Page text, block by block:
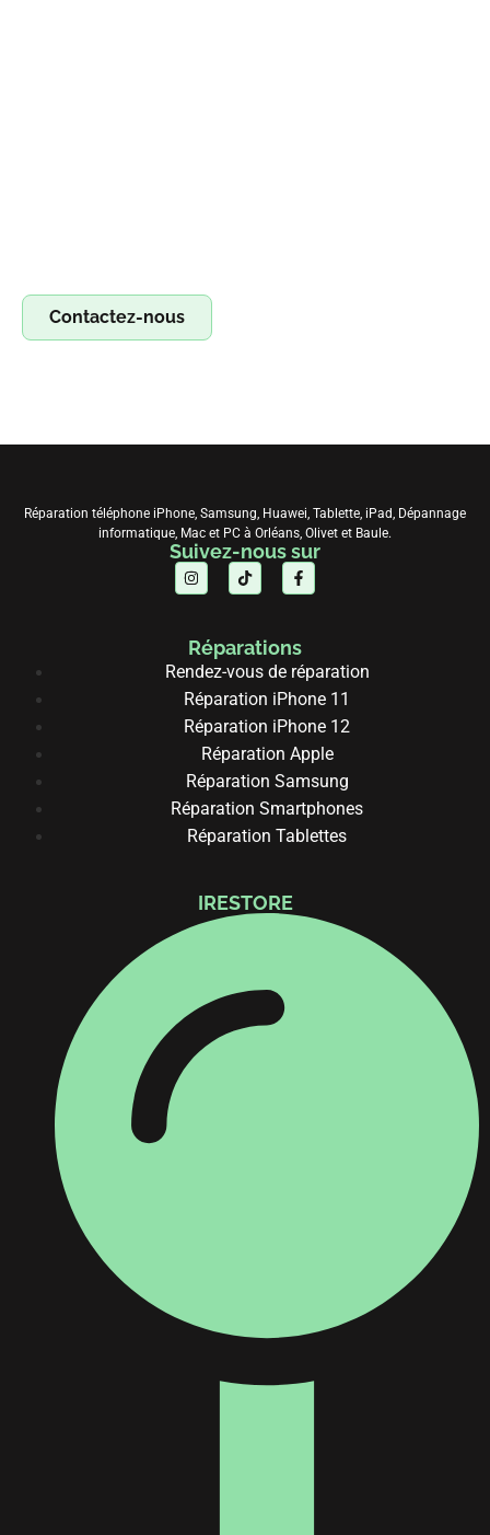
Contactez-nous
Réparation téléphone iPhone, Samsung, Huawei, Tablette, iPad, Dépannage
informatique, Mac et PC à Orléans, Olivet et Baule.
Suivez-nous sur
Réparations
Rendez-vous de réparation
Réparation iPhone 11
Réparation iPhone 12
Réparation Apple
Réparation Samsung
Réparation Smartphones
Réparation Tablettes
IRESTORE